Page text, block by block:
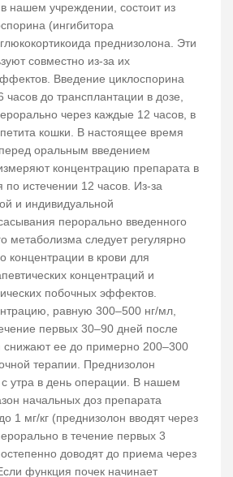
нашем учреждении, состоит из
(ингибитора
преднизолона. Эти
совместно из-за их
Введение циклоспорина
часов до трансплантации в дозе,
через каждые 12 часов, в
кошки. В настоящее время
оральным введением
концентрацию препарата в
по истечении 12 часов. Из-за
и индивидуальной
перорально введенного
метаболизма следует регулярно
концентрации в крови для
концентраций и
побочных эффектов.
равную 300–500 нг/мл,
первых 30–90 дней после
снижают ее до примерно 200–300
терапии. Преднизолон
с утра в день операции. В нашем
начальных доз препарата
1 мг/кг (преднизолон вводят через
в течение первых 3
доводят до приема через
функция почек начинает